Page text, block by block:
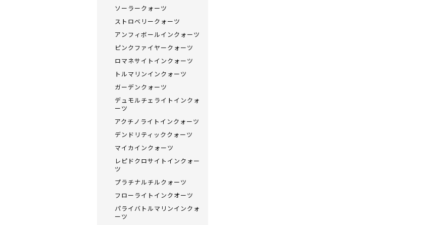
ソーラークォーツ
ストロベリークォーツ
アンフィボールインクォーツ
ピンクファイヤークォーツ
ロマネサイトインクォーツ
トルマリンインクォーツ
ガーデンクォーツ
デュモルチェライトインクォ
ーツ
アクチノライトインクォーツ
デンドリティッククォーツ
マイカインクォーツ
レピドクロサイトインクォー
ツ
プラチナルチルクォーツ
フローライトインクオーツ
パライバトルマリンインクォ
ーツ